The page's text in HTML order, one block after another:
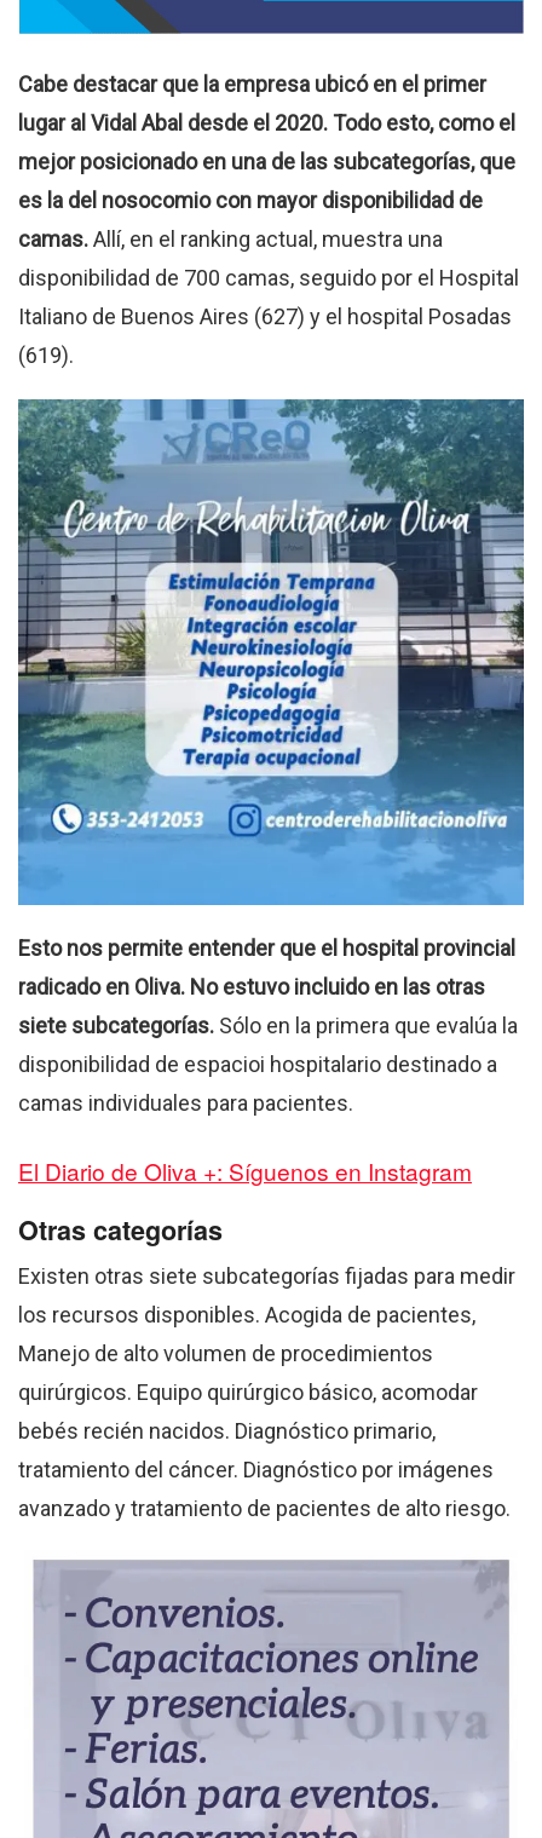
Cabe destacar que la empresa ubicó en el primer
lugar al Vidal Abal desde el 2020. Todo esto, como el
mejor posicionado en una de las subcategorías, que
es la del nosocomio con mayor disponibilidad de
camas.Allí, en el ranking actual, muestra una
disponibilidad de 700 camas, seguido por el Hospital
Italiano de Buenos Aires (627) y el hospital Posadas
(619).
Esto nos permite entender que el hospital provincial
radicado en Oliva. No estuvo incluido en las otras
siete subcategorías. Sólo en la primera que evalúa la
disponibilidad de espacioi hospitalario destinado a
camas individuales para pacientes.
El Diario de Oliva +: Síguenos en Instagram
Otras categorías
Existen otras siete subcategorías fijadas para medir
los recursos disponibles. Acogida de pacientes,
Manejo de alto volumen de procedimientos
quirúrgicos. Equipo quirúrgico básico, acomodar
bebés recién nacidos. Diagnóstico primario,
tratamiento del cáncer. Diagnóstico por imágenes
avanzado y tratamiento de pacientes de alto riesgo.